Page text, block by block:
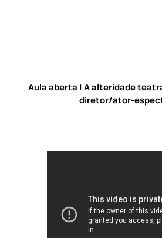
Aula aberta | A alteridade
diretor/ator-